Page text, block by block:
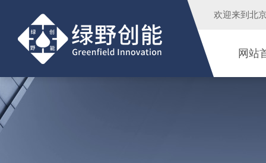
欢迎来到 北
网站